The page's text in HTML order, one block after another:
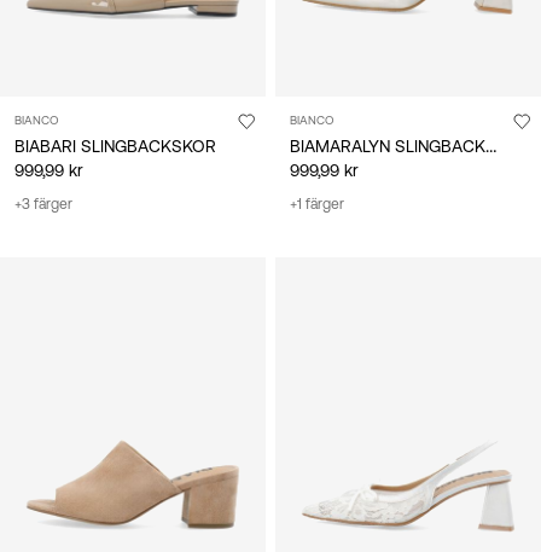
BIANCO
BIABARI SLINGBACKSKOR
999,99 kr
+3 färger
BIANCO
BIAMARALYN SLINGBACKSKOR
999,99 kr
+1 färger